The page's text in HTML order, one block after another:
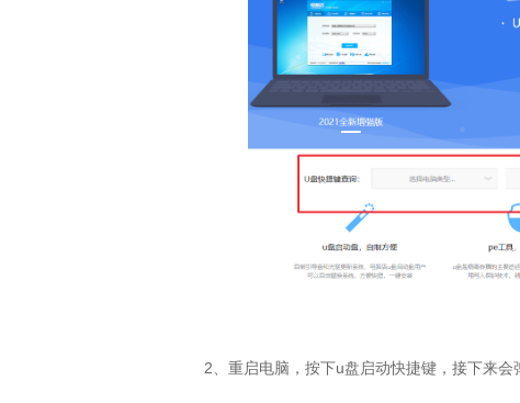
2、重启电脑，按下u盘启动快捷键，接下来会